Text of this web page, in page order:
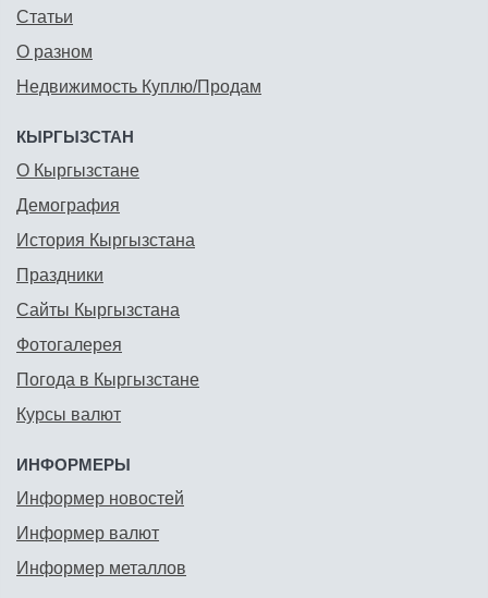
Статьи
О разном
Недвижимость Куплю/Продам
КЫРГЫЗСТАН
О Кыргызстане
Демография
История Кыргызстана
Праздники
Сайты Кыргызстана
Фотогалерея
Погода в Кыргызстане
Курсы валют
ИНФОРМЕРЫ
Информер новостей
Информер валют
Информер металлов